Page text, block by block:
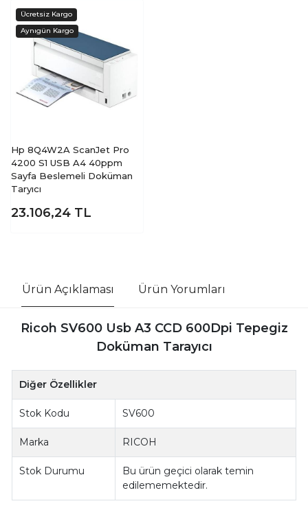
Hp 8Q4W2A ScanJet Pro
4200 S1 USB A4 40ppm
Sayfa Beslemeli Doküman
Taryıcı
23.106,24 TL
Ürün Açıklaması Ürün Yorumları
Ricoh SV600 Usb A3 CCD 600Dpi Tepegiz
Doküman Tarayıcı
Diğer Özellikler
Stok Kodu SV600
Marka RICOH
Stok Durumu
Bu ürün geçici olarak temin
edilememektedir.